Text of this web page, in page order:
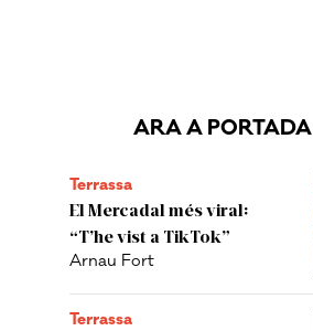
ARA A PORTADA
Terrassa
El Mercadal més viral:
“T’he vist a TikTok”
Arnau Fort
Terrassa